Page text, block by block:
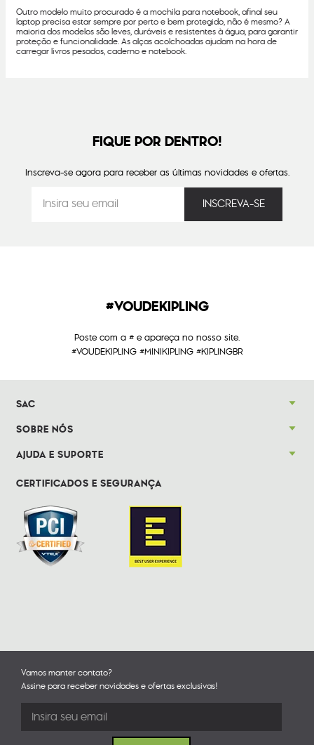
Outro modelo muito procurado é a mochila para notebook, afinal seu
laptop precisa estar sempre por perto e bem protegido, não é mesmo? A
maioria dos modelos são leves, duráveis e resistentes à água, para garantir
proteção e funcionalidade. As alças acolchoadas ajudam na hora de
carregar livros pesados, caderno e notebook.
FIQUE POR DENTRO!
Inscreva-se agora para receber as últimas novidades e ofertas.
#VOUDEKIPLING
Poste com a # e apareça no nosso site.
#VOUDEKIPLING #MINIKIPLING #KIPLINGBR
SAC
SOBRE NÓS
AJUDA E SUPORTE
CERTIFICADOS E SEGURANÇA
Vamos manter contato?
Assine para receber novidades e ofertas exclusivas!